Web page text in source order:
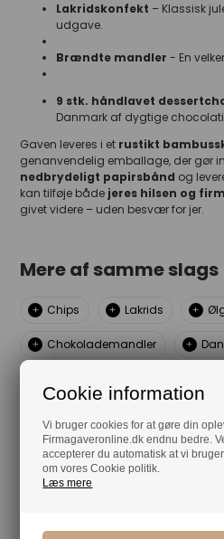
Cookie information
Vi bruger cookies for at gøre din
Firmagaveronline.dk endnu bedre.
accepterer du automatisk at vi
om vores Cookie politik.
Læs mere
Lakridskonfekt – Klassisk
udgave.
Brændte mandler - En
9 stk. håndlavet
Danmark af dygtige
Gaven leveres i et rustikt
genanvendelig emballage, der gør
nedbrydeligt papirsbånd og
kan tilføje både jeres hilsen og
givet videre – uden besvær for jer.
Mere af samme slags
Chips Lakrids
Chokolademandler
Din tryghed